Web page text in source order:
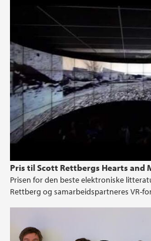
Pris til Scott Rettbergs Hearts and
Prisen for den beste elektroniske
Rettberg og samarbeidspartneres VR-